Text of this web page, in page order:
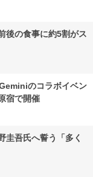
後の食事に約5割がス
のコラボイベン
宿で開催
圭吾氏へ誓う「多く